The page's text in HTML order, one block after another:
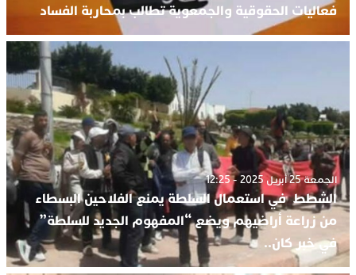
فعاليات الحقوقية والجمعوية تطالب بمحاربة الفساد
الجمعة 25 أبريل 2025 - 12:25
الشطط في استعمال السلطة يمنع الفلاحين البسطاء
من زراعة أراضيهم ويضع “المفهوم الجديد للسلطة”
في خبر كان..